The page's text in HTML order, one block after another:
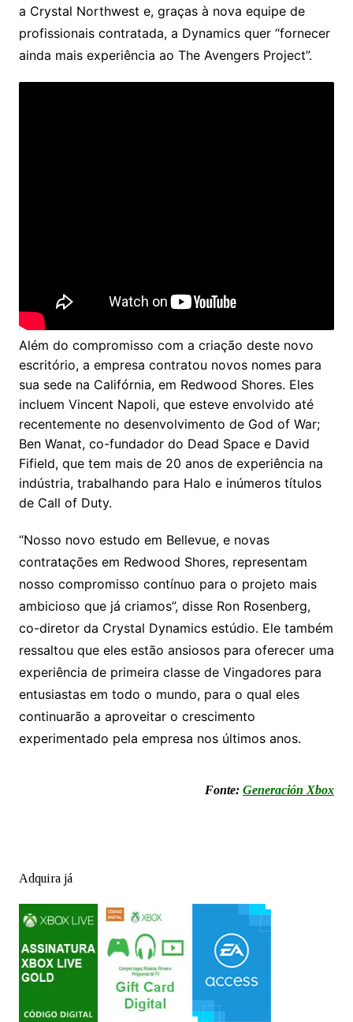
a Crystal Northwest e, graças à nova equipe de
profissionais contratada, a Dynamics quer “fornecer
ainda mais experiência ao The Avengers Project”.
Além do compromisso com a criação deste novo
escritório, a empresa contratou novos nomes para
sua sede na Califórnia, em Redwood Shores. Eles
incluem Vincent Napoli, que esteve envolvido até
recentemente no desenvolvimento de God of War;
Ben Wanat, co-fundador do Dead Space e David
Fifield, que tem mais de 20 anos de experiência na
indústria, trabalhando para Halo e inúmeros títulos
de Call of Duty.
“Nosso novo estudo em Bellevue, e novas
contratações em Redwood Shores, representam
nosso compromisso contínuo para o projeto mais
ambicioso que já criamos”, disse Ron Rosenberg,
co-diretor da Crystal Dynamics estúdio. Ele também
ressaltou que eles estão ansiosos para oferecer uma
experiência de primeira classe de Vingadores para
entusiastas em todo o mundo, para o qual eles
continuarão a aproveitar o crescimento
experimentado pela empresa nos últimos anos.
Fonte:Generación Xbox
Adquira já